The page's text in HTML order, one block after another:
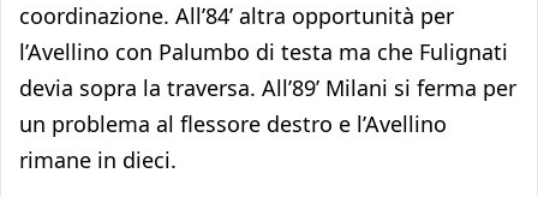
coordinazione. All’84’ altra opportunità per
l’Avellino con Palumbo di testa ma che Fulignati
devia sopra la traversa. All’89’ Milani si ferma per
un problema al flessore destro e l’Avellino
rimane in dieci.